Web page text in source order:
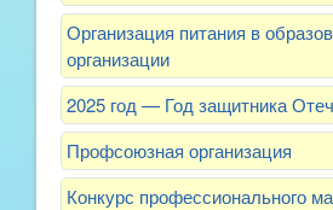
Организация питания в
организации
2025 год — Год защитника
Профсоюзная организация
Конкурс профессионального